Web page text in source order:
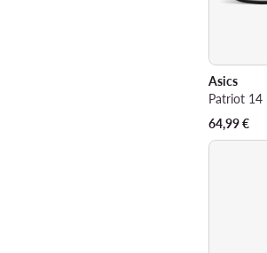
Asics
Patriot 14
64,99€